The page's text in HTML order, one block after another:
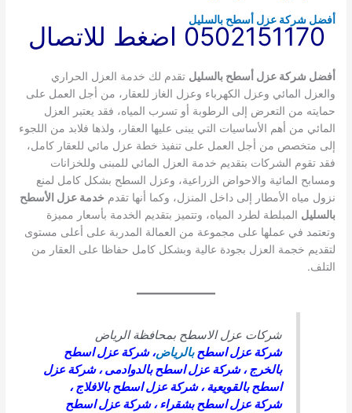
أفضل شركة عزل أسطح بالسليل
0502151170 اضغط للاتصال
أفضل شركة عزل أسطح بالسليل تقدم لك خدمة العزل الحراري
والعزل المائي وعزل الكهرباء وعزل الغاز للعقار، من أجل العمل على
حمايته من التعرض إلى الرطوبة أو تسرب المياه، فقد يعتبر العزل
المائي من أهم الأساسيات التي يبنى عليها العقار، ولذها فلابد من اللجوء
إلى متخصص من أجل العمل على تنفيذ خطة عزل مائي للعقار كامل،
فقد تقوم الشركات بتقديم خدمة العزل المائي للمبنى وللخزانات
ومسابح المائية والاحواض الزراعية، وعزل السطح بشكل كامل لمنع
نزول مياه الأمطار إلى داخل المنزل، وكما أنها تقدم خدمة عزل الأسطح
بالسليل المبلطة لطرد المياه، وتتميز بتقديم الخدمة بأسعار مميزة
وتعتمد في عملها على مجموعة من العمالة المدربة على أعلى مستوى
لتقديم خجمة العزل بجودة عالية وبشكل كامل حفاظا على العقار من
التلف.
شركات عزل الاسطح بمحافظة الرياض
شركة عزل اسطحبالرياض،شركة عزل اسطح
بالخرج،شركة عزل اسطح بالدوادمى،شركة عزل
اسطح بالقويعية،شركة عزل اسطح بالافلاج،
شركة عزل اسطح بشقراء،شركة عزل اسطح